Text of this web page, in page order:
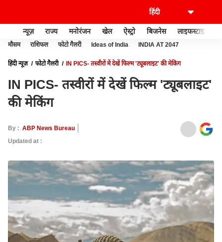
न्यूज़ राज्य मनोरंजन खेल ऐस्ट्रो बिजनेस लाइफस्टाइल
मौसम राशिफल फोटो गैलरी Ideas of India INDIA AT 2047
हिंदी न्यूज़ फोटो गैलरी IN PICS- तस्वीरों में देखें फिल्म 'ट्यूबलाइट' की मेकिंग
IN PICS- तस्वीरों में देखें फिल्म 'ट्यूबलाइट'
की मेकिंग
By : ABP News Bureau
Updated at :